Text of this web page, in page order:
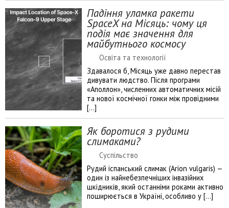
Падіння уламка ракети
SpaceX на Місяць: чому ця
подія має значення для
майбутнього космосу
Освіта та технології
Здавалося б, Місяць уже давно перестав
дивувати людство. Після програми
«Аполлон», численних автоматичних місій
та нової космічної гонки між провідними
[…]
Як боротися з рудими
слимаками?
Суспільство
Рудий іспанський слимак (Arion vulgaris) —
один із найнебезпечніших інвазійних
шкідників, який останніми роками активно
поширюється в Україні, особливо у […]